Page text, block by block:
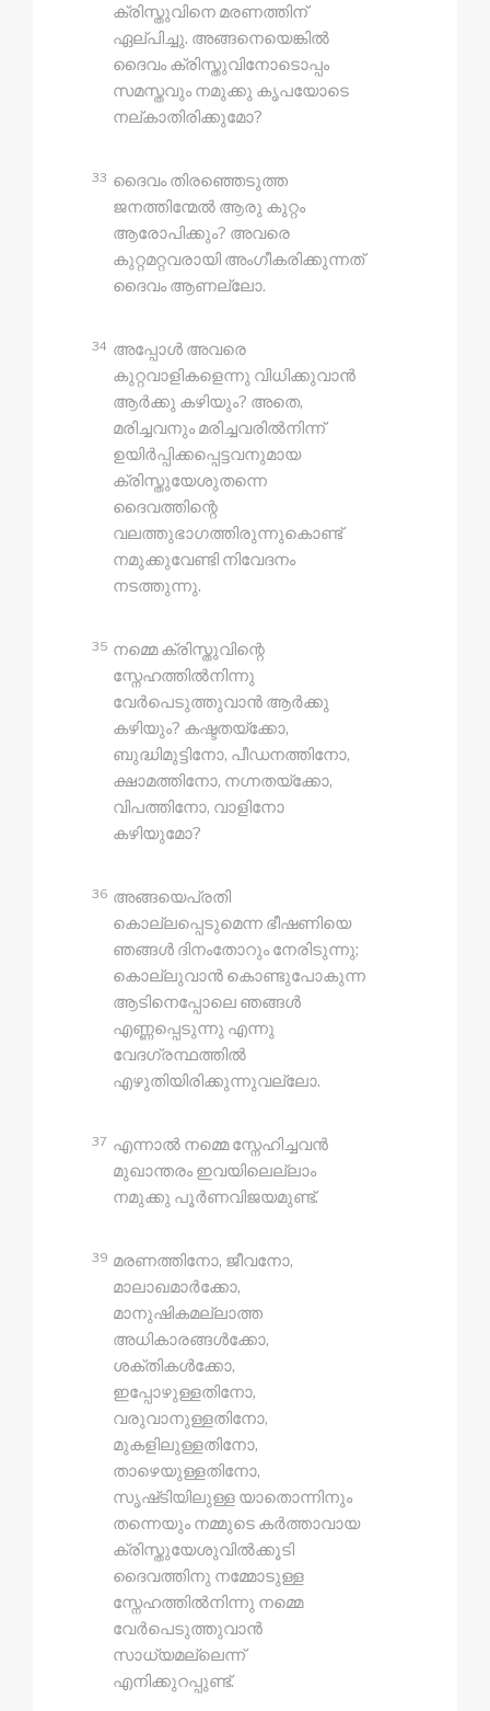
ക്രിസ്തുവിനെ മരണത്തിന്
ഏല്പിച്ചു. അങ്ങനെയെങ്കിൽ
ദൈവം ക്രിസ്തുവിനോടൊപ്പം
സമസ്തവും നമുക്കു കൃപയോടെ
നല്‌കാതിരിക്കുമോ?
33 ദൈവം തിരഞ്ഞെടുത്ത
ജനത്തിന്മേൽ ആരു കുറ്റം
ആരോപിക്കും? അവരെ
കുറ്റമറ്റവരായി അംഗീകരിക്കുന്നത്
ദൈവം ആണല്ലോ.
34 അപ്പോൾ അവരെ
കുറ്റവാളികളെന്നു വിധിക്കുവാൻ
ആർക്കു കഴിയും? അതെ,
മരിച്ചവനും മരിച്ചവരിൽനിന്ന്
ഉയിർപ്പിക്കപ്പെട്ടവനുമായ
ക്രിസ്തുയേശുതന്നെ
ദൈവത്തിന്റെ
വലത്തുഭാഗത്തിരുന്നുകൊണ്ട്
നമുക്കുവേണ്ടി നിവേദനം
നടത്തുന്നു.
35 നമ്മെ ക്രിസ്തുവിന്റെ
സ്നേഹത്തിൽനിന്നു
വേർപെടുത്തുവാൻ ആർക്കു
കഴിയും? കഷ്ടതയ്‍ക്കോ,
ബുദ്ധിമുട്ടിനോ, പീഡനത്തിനോ,
ക്ഷാമത്തിനോ, നഗ്നതയ്‍ക്കോ,
വിപത്തിനോ, വാളിനോ
കഴിയുമോ?
36 അങ്ങയെപ്രതി
കൊല്ലപ്പെടുമെന്ന ഭീഷണിയെ
ഞങ്ങൾ ദിനംതോറും നേരിടുന്നു;
കൊല്ലുവാൻ കൊണ്ടുപോകുന്ന
ആടിനെപ്പോലെ ഞങ്ങൾ
എണ്ണപ്പെടുന്നു എന്നു
വേദഗ്രന്ഥത്തിൽ
എഴുതിയിരിക്കുന്നുവല്ലോ.
37 എന്നാൽ നമ്മെ സ്നേഹിച്ചവൻ
മുഖാന്തരം ഇവയിലെല്ലാം
നമുക്കു പൂർണവിജയമുണ്ട്.
39 മരണത്തിനോ, ജീവനോ,
മാലാഖമാർക്കോ,
മാനുഷികമല്ലാത്ത
അധികാരങ്ങൾക്കോ,
ശക്തികൾക്കോ,
ഇപ്പോഴുള്ളതിനോ,
വരുവാനുള്ളതിനോ,
മുകളിലുള്ളതിനോ,
താഴെയുള്ളതിനോ,
സൃഷ്‍ടിയിലുള്ള യാതൊന്നിനും
തന്നെയും നമ്മുടെ കർത്താവായ
ക്രിസ്തുയേശുവിൽക്കൂടി
ദൈവത്തിനു നമ്മോടുള്ള
സ്നേഹത്തിൽനിന്നു നമ്മെ
വേർപെടുത്തുവാൻ
സാധ്യമല്ലെന്ന്
എനിക്കുറപ്പുണ്ട്.